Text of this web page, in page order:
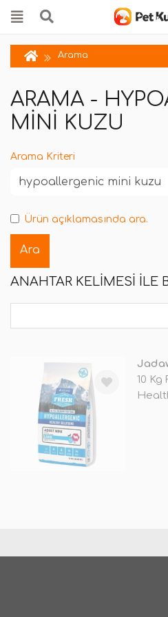
Arama
ARAMA -
MINI KUZU
Arama Kriteri
Ürün açıklamasında ara.
ANAHTAR KELIMESI ILE
10